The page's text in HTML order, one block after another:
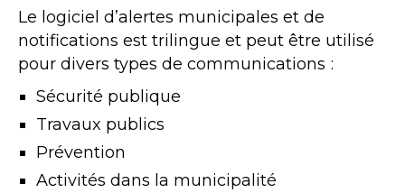
Le logiciel d’alertes municipales et de
notifications est trilingue et peut être utilisé
pour divers types de communications :
Sécurité publique
Travaux publics
Prévention
Activités dans la municipalité